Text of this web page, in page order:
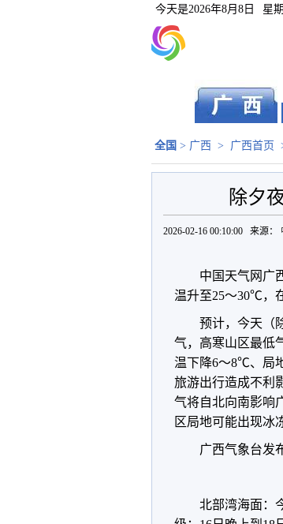
今天是2026年8月8日 星
全国 > 广西 > 广西首页
除夕
2026-02-16 00:10:00 来源：
中国天气网广
温升至25～30℃，
预计，今天（
气，高寒山区最低
温下降6～8℃、局
旅游出行造成不利
气将自北向南影响
区局地可能出现冰
广西气象台发
北部湾海面：